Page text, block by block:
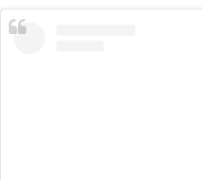
料理研究家の若宮寿子さんがしそ